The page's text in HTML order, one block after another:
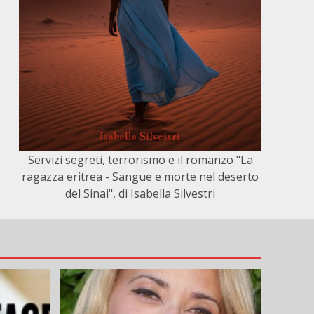
Servizi segreti, terrorismo e il romanzo "La
ragazza eritrea - Sangue e morte nel deserto
del Sinai", di Isabella Silvestri